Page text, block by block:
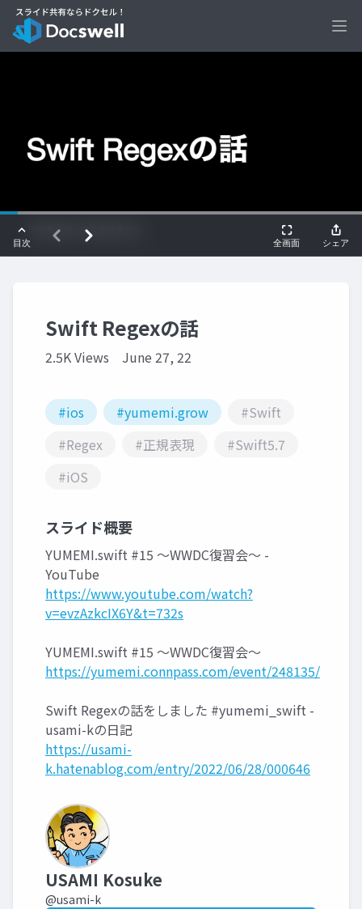
Swift Regexの話
2.5K Views June 27, 22
#ios #yumemi.grow
#Swift
#Regex
#正規表現
#Swift5.7
#iOS
スライド概要
YUMEMI.swift #15 〜WWDC復習会〜 -
YouTube
https://www.youtube.com/watch?
v=evzAzkcIX6Y&t=732s
YUMEMI.swift #15 〜WWDC復習会〜
https://yumemi.connpass.com/event/248135/
Swift Regexの話をしました #yumemi_swift -
usami-kの日記
https://usami-
k.hatenablog.com/entry/2022/06/28/000646
USAMI Kosuke
@usami-k